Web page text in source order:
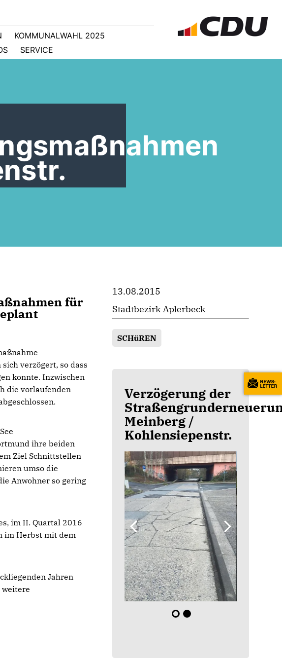
KOMMUNALWAHL 2025
SERVICE
für
verzögert, so dass
konnte. Inzwischen
die vorlaufenden
ihre beiden
Ziel Schnittstellen
umso die
Anwohner so gering
im II. Quartal 2016
im Herbst mit dem
Jahren
weitere
13.08.2015
Stadtbezirk Aplerbeck
SCHüREN
Verzögerung der
Meinberg /
Kohlensiepenstr.